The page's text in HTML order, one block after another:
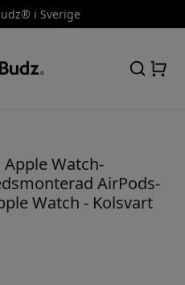
i Sverige
Apple Watch-
AirPods-
Watch - Kolsvart